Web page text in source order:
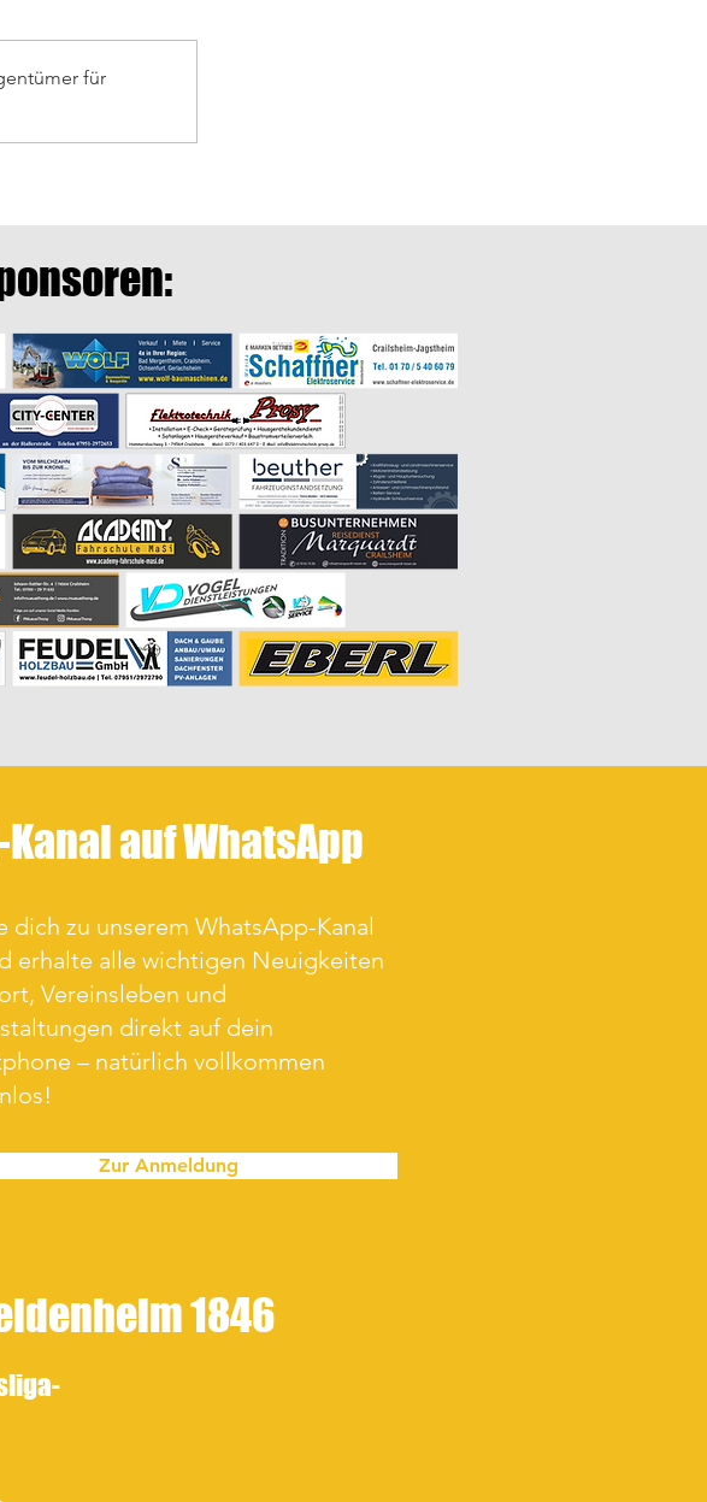
für
Kanal auf WhatsApp
dich zu unserem WhatsApp-Kanal
erhalte alle wichtigen Neuigkeiten
Vereinsleben und
direkt auf dein
– natürlich vollkommen
Zur Anmeldung
1846